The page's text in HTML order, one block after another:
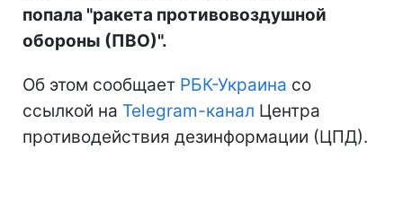
попала "ракета противовоздушной
обороны (ПВО)".
Об этом сообщает РБК-Украина со
ссылкой на Telegram-канал Центра
противодействия дезинформации (ЦПД).